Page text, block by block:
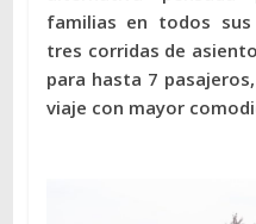
familias en todos
tres corridas de
para hasta 7
viaje con mayor